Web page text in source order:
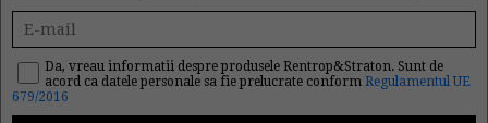
Drepturi salariale
neacordate. Caz practic
Da, vreau informatii despre produsele Rentrop&Straton. Sunt de
acord ca datele personale sa fie prelucrate conform Regulamentul UE
679/2016